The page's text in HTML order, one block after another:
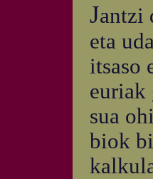
Jantzi
eta
itsaso
euriak
sua
biok